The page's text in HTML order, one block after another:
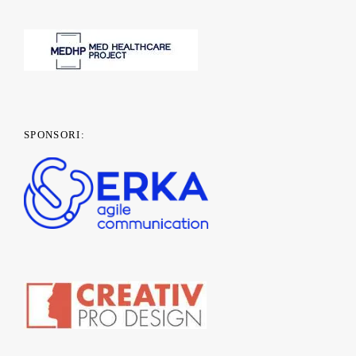
SPONSORI: